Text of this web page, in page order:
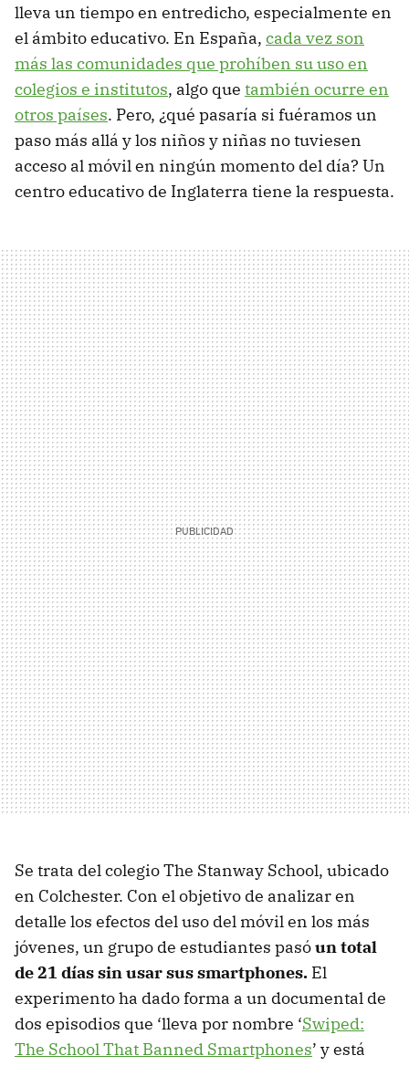
lleva un tiempo en entredicho, especialmente en
el ámbito educativo. En España, cada vez son
más las comunidades que prohíben su uso en
colegios e institutos, algo que también ocurre en
otros países. Pero, ¿qué pasaría si fuéramos un
paso más allá y los niños y niñas no tuviesen
acceso al móvil en ningún momento del día? Un
centro educativo de Inglaterra tiene la respuesta.
Se trata del colegio The Stanway School, ubicado
en Colchester. Con el objetivo de analizar en
detalle los efectos del uso del móvil en los más
jóvenes, un grupo de estudiantes pasóun total
de 21 días sin usar sus smartphones. El
experimento ha dado forma a un documental de
dos episodios que ‘lleva por nombre ‘Swiped:
The School That Banned Smartphones’ y está